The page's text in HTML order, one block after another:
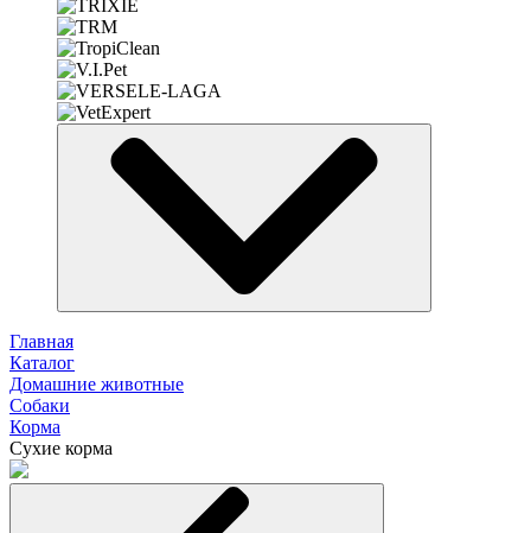
Главная
Каталог
Домашние животные
Собаки
Корма
Сухие корма